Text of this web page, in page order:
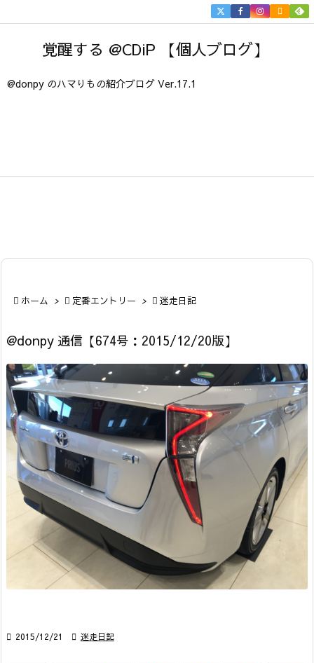
覚醒する @CDiP 【個人ブログ】
@donpy のハマりもの紹介ブログ Ver.17.1


 ホーム >  定番エントリー >  迷走日記
@donpy 通信【674号：2015/12/20版】
 2015/12/21  迷走日記